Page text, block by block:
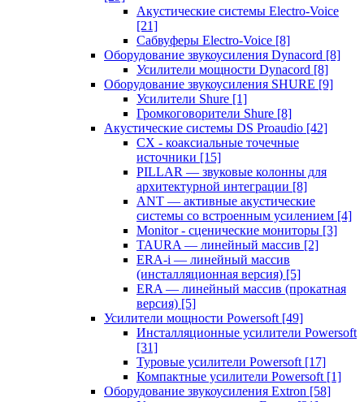
Акустические системы Electro-Voice
[21]
Сабвуферы Electro-Voice [8]
Оборудование звукоусиления Dynacord [8]
Усилители мощности Dynacord [8]
Оборудование звукоусиления SHURE [9]
Усилители Shure [1]
Громкоговорители Shure [8]
Акустические системы DS Proaudio [42]
CX - коаксиальные точечные
источники [15]
PILLAR — звуковые колонны для
архитектурной интеграции [8]
ANT — активные акустические
системы со встроенным усилением [4]
Monitor - сценические мониторы [3]
TAURA — линейный массив [2]
ERA-i — линейный массив
(инсталляционная версия) [5]
ERA — линейный массив (прокатная
версия) [5]
Усилители мощности Powersoft [49]
Инсталляционные усилители Powersoft
[31]
Туровые усилители Powersoft [17]
Компактные усилители Powersoft [1]
Оборудование звукоусиления Extron [58]